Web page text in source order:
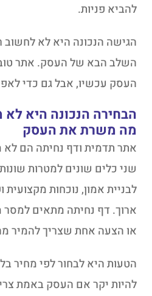
להביא פניות.
הגישה הנכונה היא לא
השלב הבא של העסק. אתר
העסק עכשיו, אבל גם כדי
הבחירה הנכונה היא לא
מה משרת את העסק
אתר תדמית ודף נחיתה הם
שני כלים שונים למטרות
לבניית אמון, נוכחות מקצועית
ארוך. דף נחיתה מתאים למסר
או הצעה אחת שצריך להמיר
הטעות היא לבחור לפי מחיר
להיות יקר אם העסק באמת